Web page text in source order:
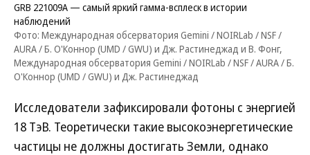
GRB 221009A — самый яркий гамма-всплеск в истории
наблюдений
Фото: Международная обсерватория Gemini / NOIRLab / NSF /
AURA / Б. О'Коннор (UMD / GWU) и Дж. Растинеджад и В. Фонг,
Международная обсерватория Gemini / NOIRLab / NSF / AURA / Б.
О'Коннор (UMD / GWU) и Дж. Растинеджад
Исследователи зафиксировали фотоны с энергией
18 ТэВ. Теоретически такие высокоэнергетические
частицы не должны достигать Земли, однако